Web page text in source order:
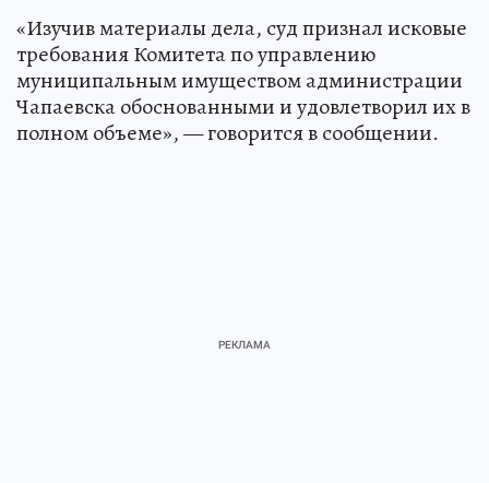
«Изучив материалы дела, суд признал исковые
требования Комитета по управлению
муниципальным имуществом администрации
Чапаевска обоснованными и удовлетворил их в
полном объеме», — говорится в сообщении.